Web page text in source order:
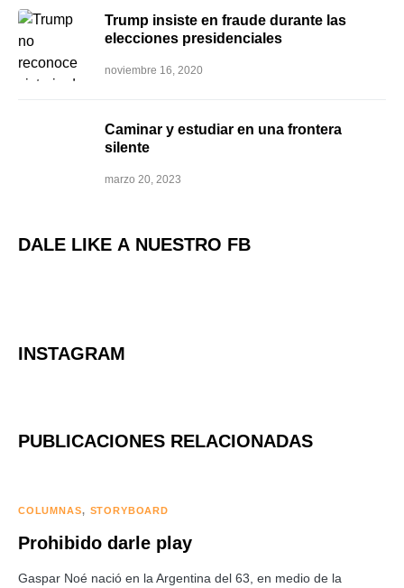
Trump insiste en fraude durante las
elecciones presidenciales
noviembre 16, 2020
Caminar y estudiar en una frontera
silente
marzo 20, 2023
DALE LIKE A NUESTRO FB
INSTAGRAM
PUBLICACIONES RELACIONADAS
COLUMNAS STORYBOARD
Prohibido darle play
Gaspar Noé nació en la Argentina del 63, en medio de la